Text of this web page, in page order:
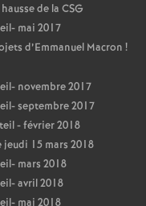
de la CSG
mai 2017
d’Emmanuel Macron !
novembre 2017
septembre 2017
- février 2018
15 mars 2018
mars 2018
avril 2018